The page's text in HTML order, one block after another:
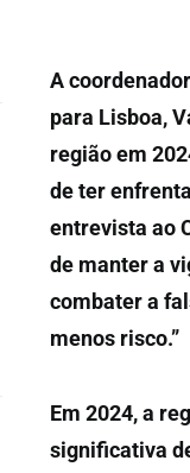
A
para Lisboa,
região em
de ter
entrevista ao
de manter a
combater a
menos risco.”
Em 2024, a
significativa